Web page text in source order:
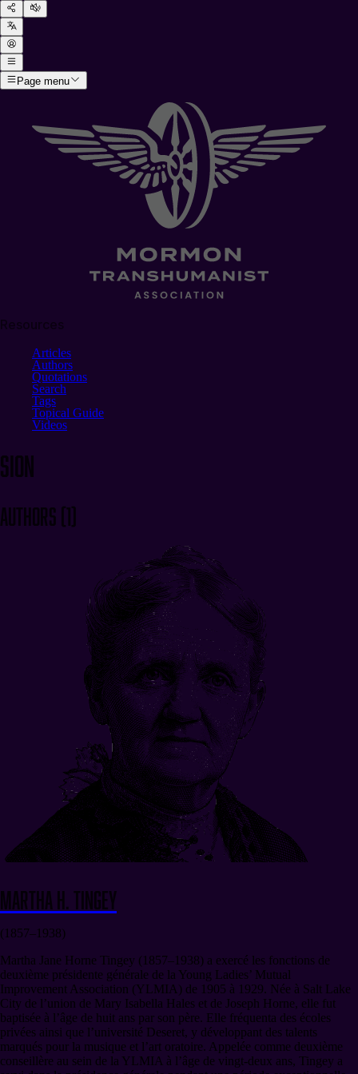
Page menu
Articles
Authors
Quotations
Search
Tags
Topical Guide
Videos
sion
Authors (1)
Martha H. Tingey
(1857–1938)
Martha Jane Horne Tingey (1857–1938) a exercé les fonctions de
deuxième présidente générale de la Young Ladies’ Mutual
Improvement Association (YLMIA) de 1905 à 1929. Née à Salt Lake
City de l’union de Mary Isabella Hales et de Joseph Horne, elle fut
baptisée à l’âge de huit ans par son père. Elle fréquenta des écoles
privées ainsi que l’université Deseret, y développant des talents
marqués pour la musique et l’art oratoire. Appelée comme deuxième
conseillère au sein de la YLMIA à l’âge de vingt-deux ans, Tingey a